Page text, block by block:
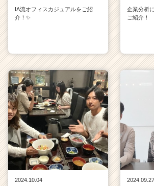
IA流オフィスカジュアルをご紹
介！✨
企業分析
ご紹介！
2024.10.04
2024.09.27